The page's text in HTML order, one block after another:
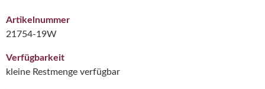
Artikelnummer
21754-19W
Verfügbarkeit
kleine Restmenge verfügbar